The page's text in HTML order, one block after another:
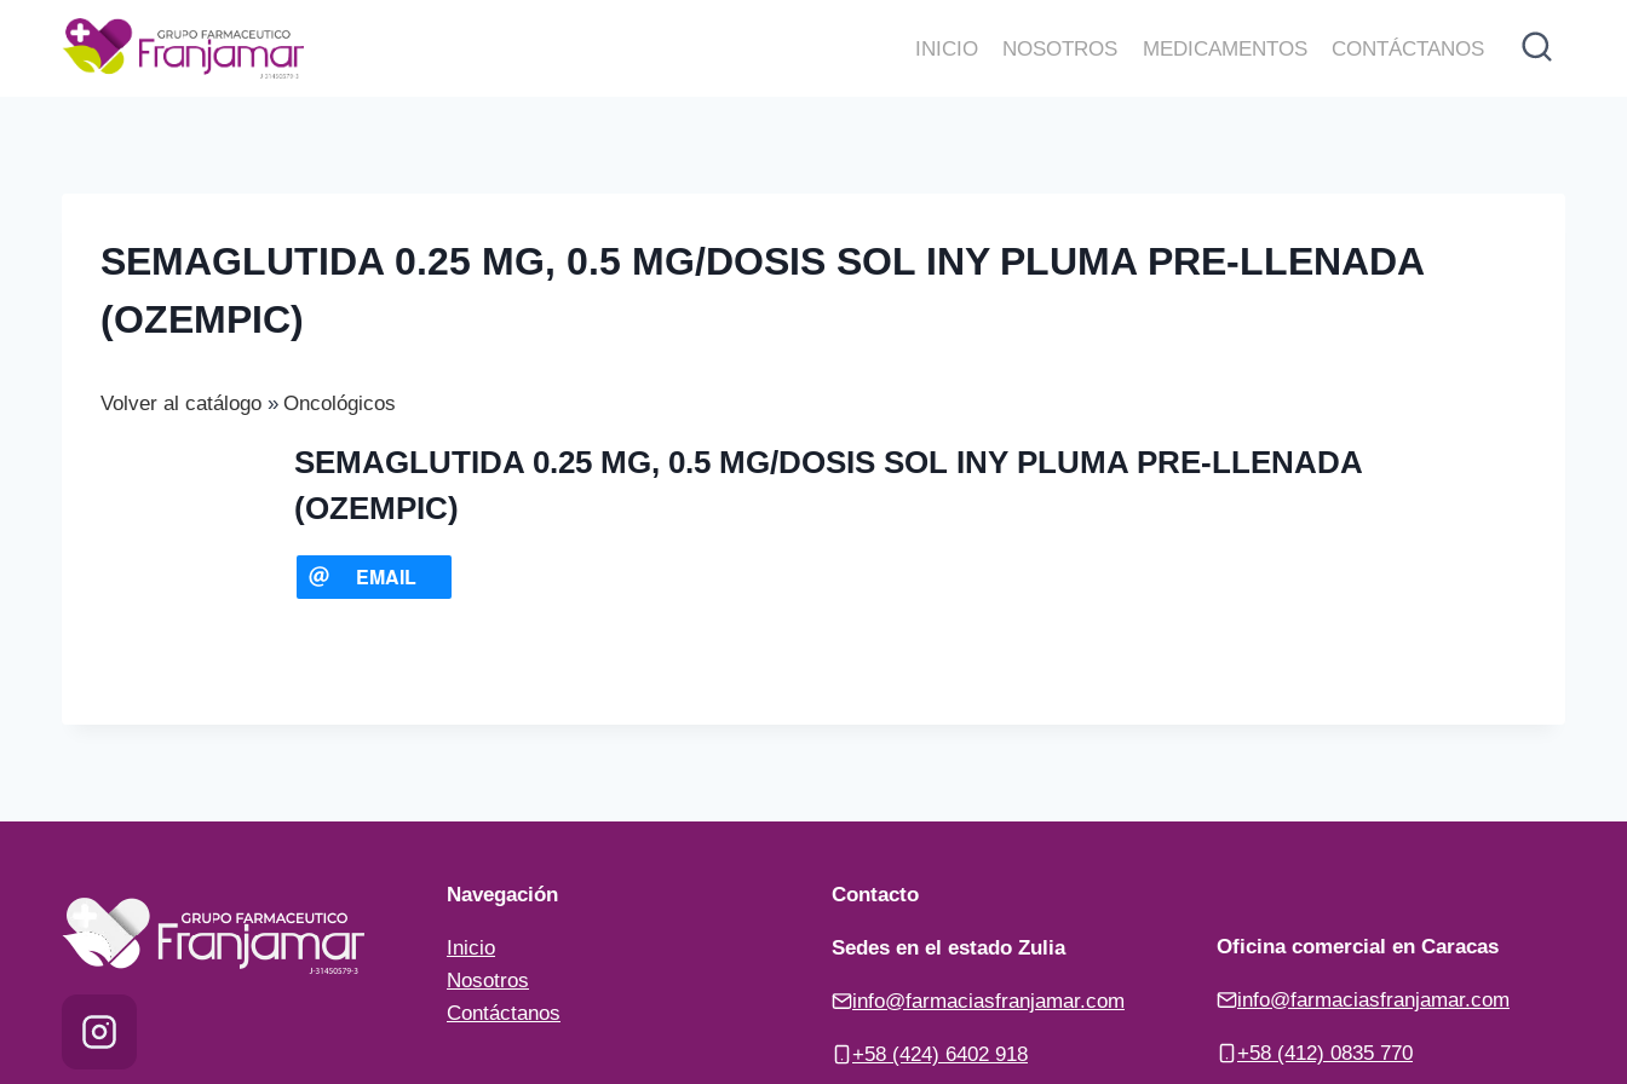
contenido
INICIO NOSOTROS MEDICAMENTOS CONTÁCTANOS
SEMAGLUTIDA 0.25 MG, 0.5 MG/DOSIS SOL INY PLUMA PRE-LLENADA
(OZEMPIC)
Volver al catálogo Oncológicos
SEMAGLUTIDA 0.25 MG, 0.5 MG/DOSIS SOL INY PLUMA PRE-LLENADA
(OZEMPIC)
EMAIL
Navegación
Inicio
Nosotros
Contáctanos
Contacto
Sedes en el estado Zulia
info@farmaciasfranjamar.com
+58 (424) 6402 918
Oficina comercial en Caracas
info@farmaciasfranjamar.com
+58 (412) 0835 770